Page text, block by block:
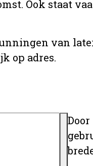
Ook staat
van
op adres.